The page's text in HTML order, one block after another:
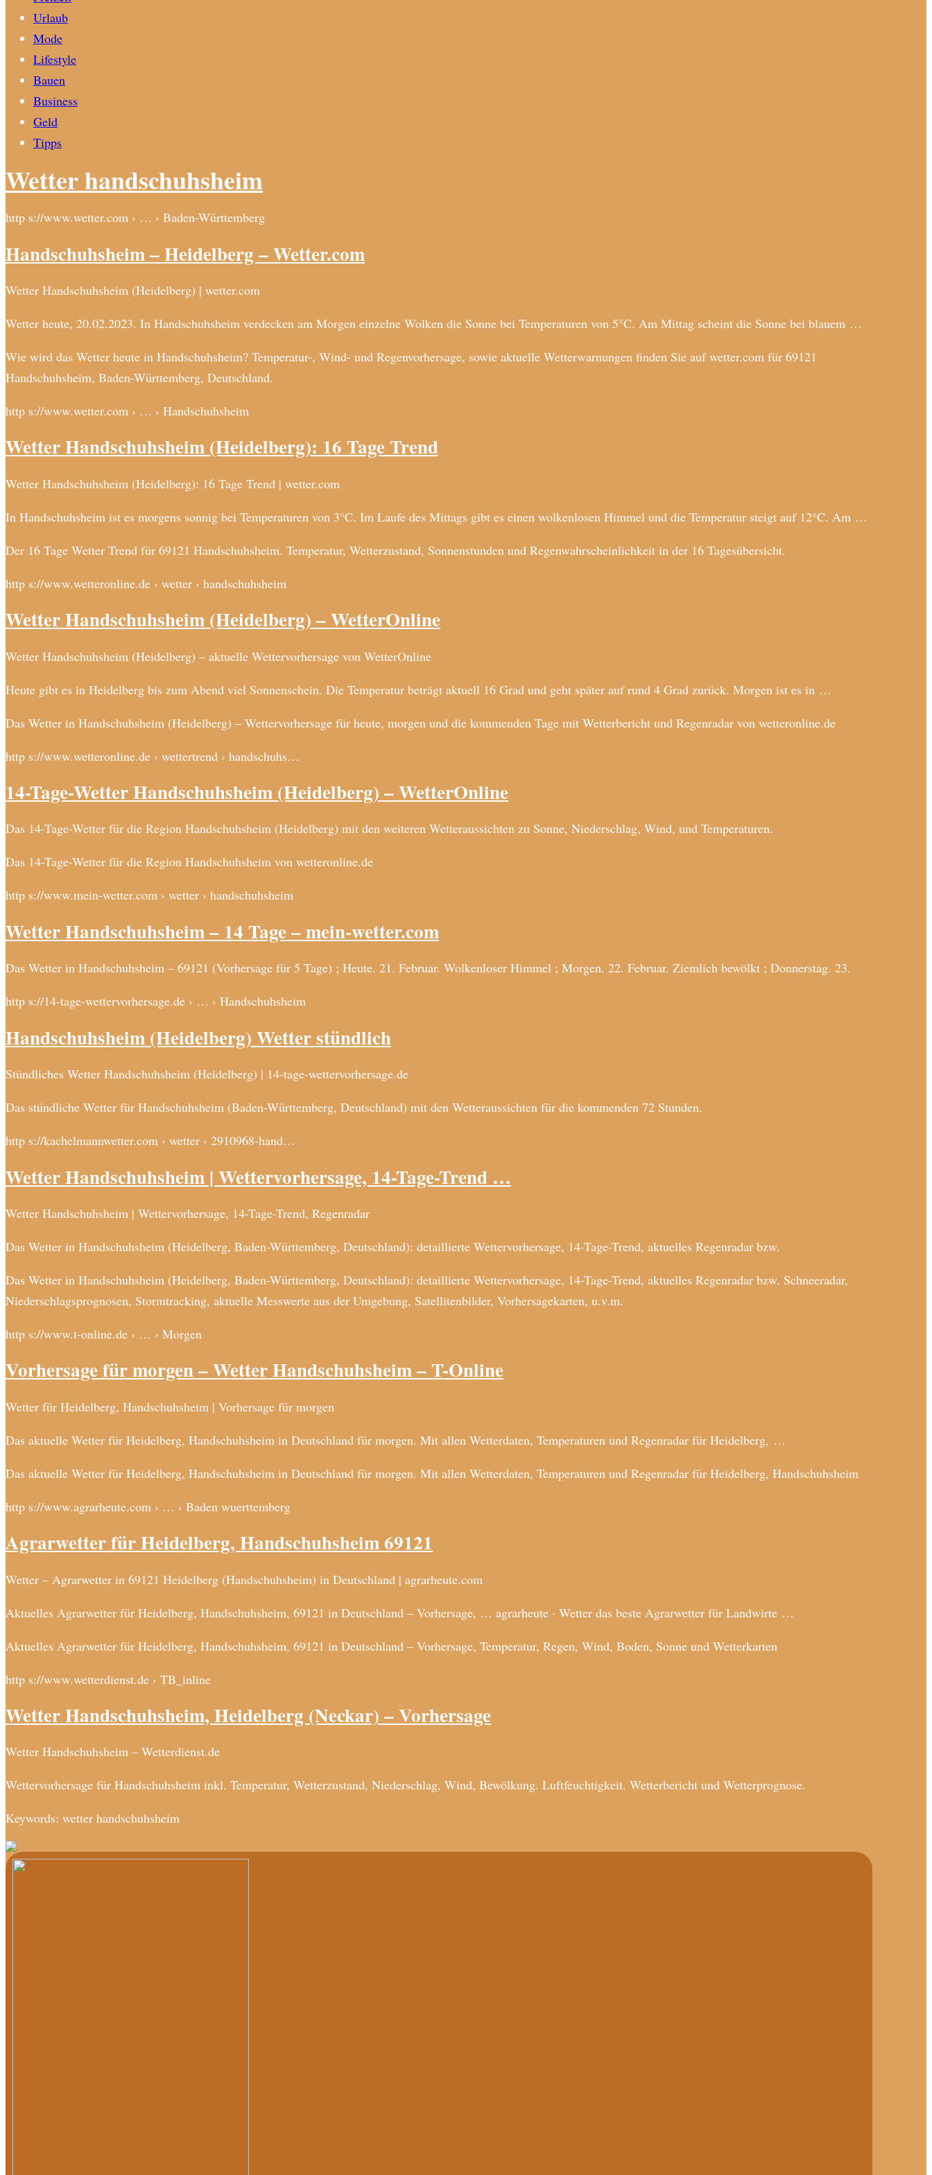
Urlaub
Mode
Lifestyle
Bauen
Business
Geld
Tipps
Wetter handschuhsheim
http s://www.wetter.com › … › Baden-Württemberg
Handschuhsheim – Heidelberg – Wetter.com
Wetter Handschuhsheim (Heidelberg) | wetter.com
Wetter heute, 20.02.2023. In Handschuhsheim verdecken am Morgen einzelne Wolken die Sonne bei Temperaturen von 5°C. Am Mittag scheint die Sonne bei blauem …
Wie wird das Wetter heute in Handschuhsheim? Temperatur-, Wind- und Regenvorhersage, sowie aktuelle Wetterwarnungen finden Sie auf wetter.com für 69121
Handschuhsheim, Baden-Württemberg, Deutschland.
http s://www.wetter.com › … › Handschuhsheim
Wetter Handschuhsheim (Heidelberg): 16 Tage Trend
Wetter Handschuhsheim (Heidelberg): 16 Tage Trend | wetter.com
In Handschuhsheim ist es morgens sonnig bei Temperaturen von 3°C. Im Laufe des Mittags gibt es einen wolkenlosen Himmel und die Temperatur steigt auf 12°C. Am …
Der 16 Tage Wetter Trend für 69121 Handschuhsheim. Temperatur, Wetterzustand, Sonnenstunden und Regenwahrscheinlichkeit in der 16 Tagesübersicht.
http s://www.wetteronline.de › wetter › handschuhsheim
Wetter Handschuhsheim (Heidelberg) – WetterOnline
Wetter Handschuhsheim (Heidelberg) – aktuelle Wettervorhersage von WetterOnline
Heute gibt es in Heidelberg bis zum Abend viel Sonnenschein. Die Temperatur beträgt aktuell 16 Grad und geht später auf rund 4 Grad zurück. Morgen ist es in …
Das Wetter in Handschuhsheim (Heidelberg) – Wettervorhersage für heute, morgen und die kommenden Tage mit Wetterbericht und Regenradar von wetteronline.de
http s://www.wetteronline.de › wettertrend › handschuhs…
14-Tage-Wetter Handschuhsheim (Heidelberg) – WetterOnline
Das 14-Tage-Wetter für die Region Handschuhsheim (Heidelberg) mit den weiteren Wetteraussichten zu Sonne, Niederschlag, Wind, und Temperaturen.
Das 14-Tage-Wetter für die Region Handschuhsheim von wetteronline.de
http s://www.mein-wetter.com › wetter › handschuhsheim
Wetter Handschuhsheim – 14 Tage – mein-wetter.com
Das Wetter in Handschuhsheim – 69121 (Vorhersage für 5 Tage) ; Heute. 21. Februar. Wolkenloser Himmel ; Morgen. 22. Februar. Ziemlich bewölkt ; Donnerstag. 23.
http s://14-tage-wettervorhersage.de › … › Handschuhsheim
Handschuhsheim (Heidelberg) Wetter stündlich
Stündliches Wetter Handschuhsheim (Heidelberg) | 14-tage-wettervorhersage.de
Das stündliche Wetter für Handschuhsheim (Baden-Württemberg, Deutschland) mit den Wetteraussichten für die kommenden 72 Stunden.
http s://kachelmannwetter.com › wetter › 2910968-hand…
Wetter Handschuhsheim | Wettervorhersage, 14-Tage-Trend …
Wetter Handschuhsheim | Wettervorhersage, 14-Tage-Trend, Regenradar
Das Wetter in Handschuhsheim (Heidelberg, Baden-Württemberg, Deutschland): detaillierte Wettervorhersage, 14-Tage-Trend, aktuelles Regenradar bzw.
Das Wetter in Handschuhsheim (Heidelberg, Baden-Württemberg, Deutschland): detaillierte Wettervorhersage, 14-Tage-Trend, aktuelles Regenradar bzw. Schneeradar,
Niederschlagsprognosen, Stormtracking, aktuelle Messwerte aus der Umgebung, Satellitenbilder, Vorhersagekarten, u.v.m.
http s://www.t-online.de › … › Morgen
Vorhersage für morgen – Wetter Handschuhsheim – T-Online
Wetter für Heidelberg, Handschuhsheim | Vorhersage für morgen
Das aktuelle Wetter für Heidelberg, Handschuhsheim in Deutschland für morgen. Mit allen Wetterdaten, Temperaturen und Regenradar für Heidelberg, …
Das aktuelle Wetter für Heidelberg, Handschuhsheim in Deutschland für morgen. Mit allen Wetterdaten, Temperaturen und Regenradar für Heidelberg, Handschuhsheim
http s://www.agrarheute.com › … › Baden wuerttemberg
Agrarwetter für Heidelberg, Handschuhsheim 69121
Wetter – Agrarwetter in 69121 Heidelberg (Handschuhsheim) in Deutschland | agrarheute.com
Aktuelles Agrarwetter für Heidelberg, Handschuhsheim, 69121 in Deutschland – Vorhersage, … agrarheute · Wetter das beste Agrarwetter für Landwirte …
Aktuelles Agrarwetter für Heidelberg, Handschuhsheim, 69121 in Deutschland – Vorhersage, Temperatur, Regen, Wind, Boden, Sonne und Wetterkarten
http s://www.wetterdienst.de › TB_inline
Wetter Handschuhsheim, Heidelberg (Neckar) – Vorhersage
Wetter Handschuhsheim – Wetterdienst.de
Wettervorhersage für Handschuhsheim inkl. Temperatur, Wetterzustand, Niederschlag, Wind, Bewölkung. Luftfeuchtigkeit. Wetterbericht und Wetterprognose.
Keywords: wetter handschuhsheim